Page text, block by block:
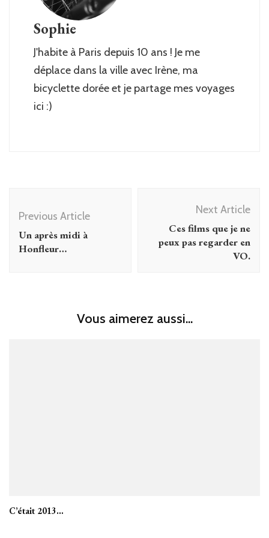
Sophie
J'habite à Paris depuis 10 ans ! Je me
déplace dans la ville avec Irène, ma
bicyclette dorée et je partage mes voyages
ici :)
Navigation
Previous Article
Un après midi à
Honfleur…
Next Article
Ces films que je ne
peux pas regarder en
VO.
Vous aimerez aussi...
C’était 2013…